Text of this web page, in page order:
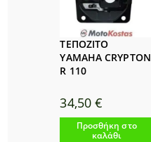
ΤΕΠΟΖΙΤΟ
YAMAHA CRYPTON
R 110
34,50€
Προσθήκη στο
καλάθι